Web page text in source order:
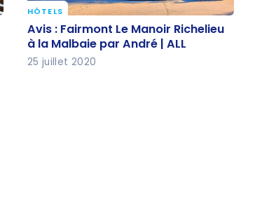
des cookies
Avis : Fairmont Le Manoir Richelieu
à la Malbaie par André | ALL
HÔTELS
Avis : Fairmont Le Manoir Richelieu
à la Malbaie par André | ALL
25 juillet 2020